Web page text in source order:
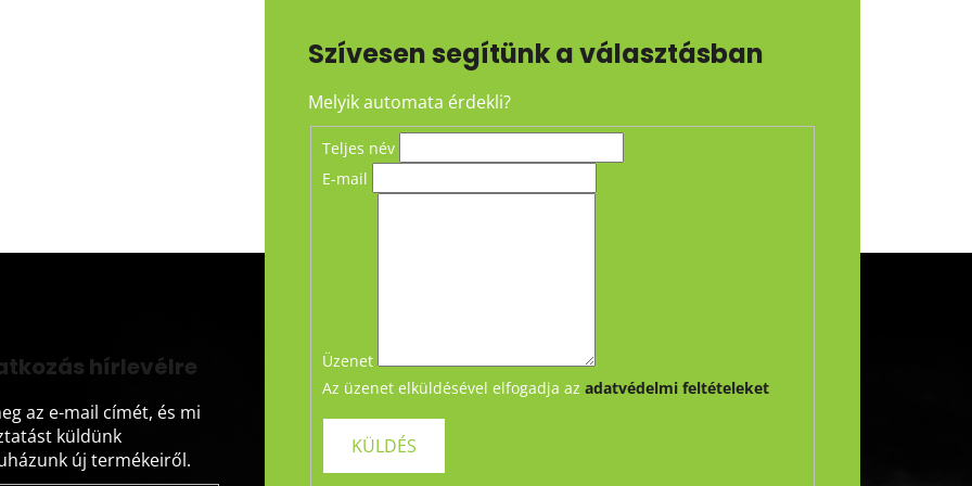
hírlevélre
az e-mail címét, és mi
küldünk
új termékeiről.
Szívesen segítünk a választásban
Melyik automata érdekli?
Teljes név
E-mail
Üzenet
Az üzenet elküldésével elfogadja az adatvédelmi feltételeket